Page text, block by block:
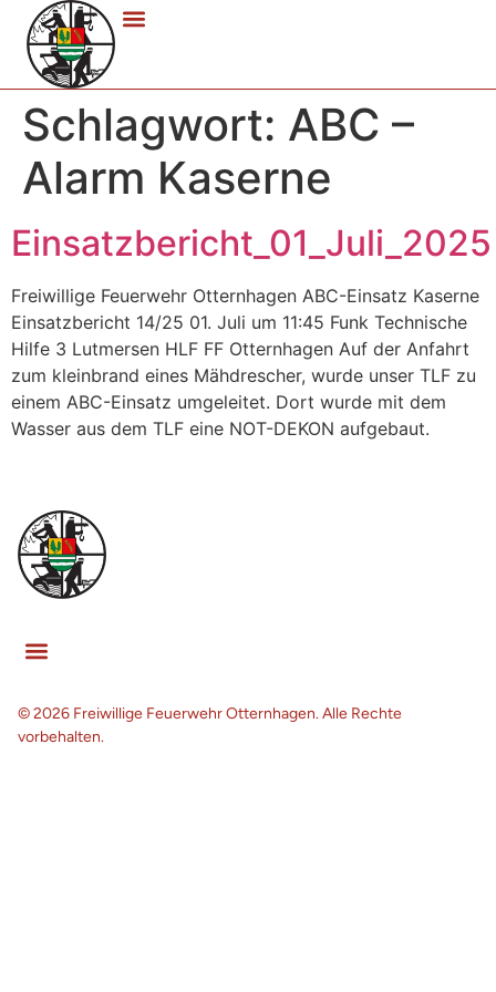
Schlagwort: ABC –
Alarm Kaserne
Einsatzbericht_01_Juli_2025
Freiwillige Feuerwehr Otternhagen ABC-Einsatz Kaserne
Einsatzbericht 14/25 01. Juli um 11:45 Funk Technische
Hilfe 3 Lutmersen HLF FF Otternhagen Auf der Anfahrt
zum kleinbrand eines Mähdrescher, wurde unser TLF zu
einem ABC-Einsatz umgeleitet. Dort wurde mit dem
Wasser aus dem TLF eine NOT-DEKON aufgebaut.
© 2026 Freiwillige Feuerwehr Otternhagen. Alle Rechte
vorbehalten.